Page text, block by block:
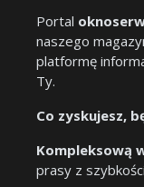
Portal
naszego
platformę
Ty.
Co zyskujesz,
Kompleksową
prasy z